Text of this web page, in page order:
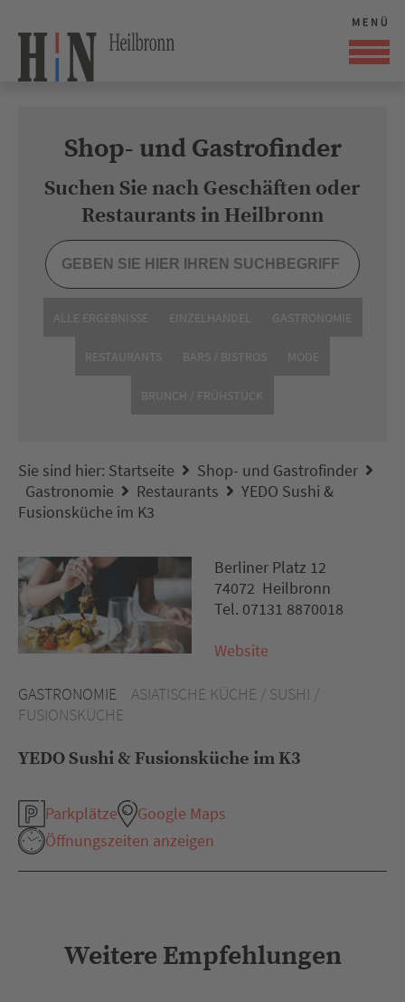
Shop- und Gastrofinder
Suchen Sie nach Geschäften oder
Restaurants in Heilbronn
ALLE ERGEBNISSE EINZELHANDEL GASTRONOMIE
RESTAURANTS BARS / BISTROS MODE
BRUNCH / FRÜHSTÜCK
Sie sind hier: Startseite
Shop- und Gastrofinder
Gastronomie
Restaurants
YEDO Sushi &
Fusionsküche im K3
GASTRONOMIE
ASIATISCHE KÜCHE / SUSHI /
FUSIONSKÜCHE
YEDO Sushi & Fusionsküche im K3
Parkplätze
Google Maps
Öffnungszeiten anzeigen
Berliner Platz 12
74072 Heilbronn
Tel. 07131 8870018
Website
Weitere Empfehlungen